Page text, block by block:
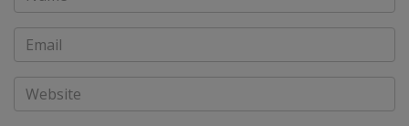
Email
Website